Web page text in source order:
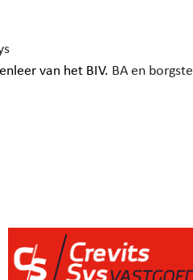
van het BIV. BA en